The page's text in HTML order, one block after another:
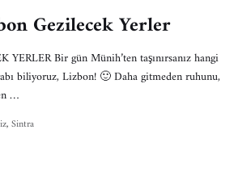
Gezilecek Yerler
Bir gün Münih’ten taşınırsanız hangi
biliyoruz, Lizbon! 🙂 Daha gitmeden ruhunu,
…
,Sintra